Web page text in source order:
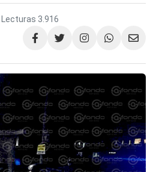
Lecturas 3.916
Compartir